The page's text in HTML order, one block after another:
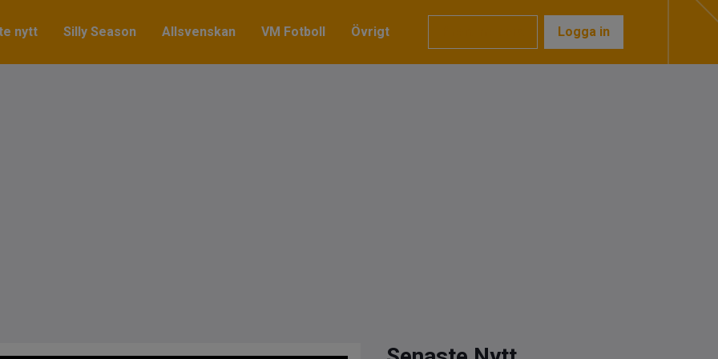
nytt Silly Season Allsvenskan VM Fotboll Övrigt Logga in